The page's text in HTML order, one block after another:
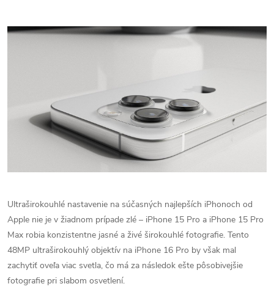
Ultraširokouhlé nastavenie na súčasných najlepších iPhonoch od
Apple nie je v žiadnom prípade zlé – iPhone 15 Pro a iPhone 15 Pro
Max robia konzistentne jasné a živé širokouhlé fotografie. Tento
48MP ultraširokouhlý objektív na iPhone 16 Pro by však mal
zachytiť oveľa viac svetla, čo má za následok ešte pôsobivejšie
fotografie pri slabom osvetlení.